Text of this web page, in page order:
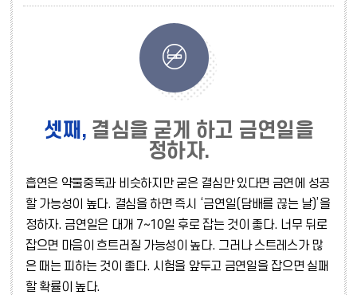
셋째, 결심을 굳게 하고 금연일을
정하자.
흡연은 약물중독과 비슷하지만 굳은 결심만 있다면 금연에 성공
할 가능성이 높다. 결심을 하면 즉시 ‘금연일(담배를 끊는 날)’을
정하자. 금연일은 대개 7∼10일 후로 잡는 것이 좋다. 너무 뒤로
잡으면 마음이 흐트러질 가능성이 높다. 그러나 스트레스가 많
은 때는 피하는 것이 좋다. 시험을 앞두고 금연일을 잡으면 실패
할 확률이 높다.